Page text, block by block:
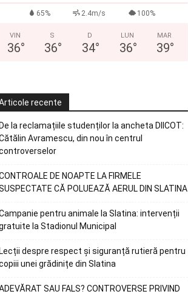
65% 2.4m/s 100%
VIN
36°
S
36°
D
34°
LUN
36°
MAR
39°
recente
De la reclamațiile studenților la ancheta DIICOT:
Avramescu, din nou în centrul
DE NOAPTE LA FIRMELE
CĂ POLUEAZĂ AERUL DIN SLATINA
pentru animale la Slatina: intervenții
la Stadionul Municipal
Lecții despre respect și siguranță rutieră pentru
unei grădinițe din Slatina
SAU FALS? CONTROVERSE PRIVIND